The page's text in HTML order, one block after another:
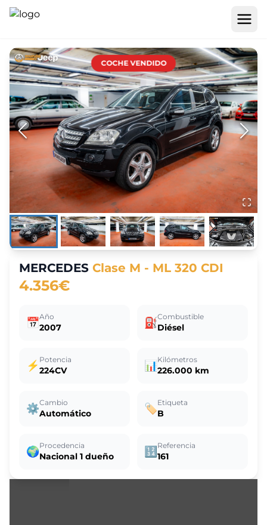
COCHE VENDIDO
MERCEDES Clase M - ML 320 CDI
4.356€
📅Año
2007 ⛽Combustible
Diésel
⚡ Potencia
224CV 📊Kilómetros
226.000 km
⚙️Cambio
Automático 🏷️Etiqueta
B
🌍Procedencia
Nacional 1 dueño 🔢 Referencia
161